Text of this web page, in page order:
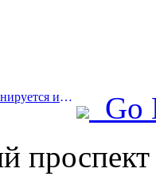
Prev:Туризм в Хуаншане: Планируется инвестировать 530 миллионов юаней в реконструкцию отелей.
Go